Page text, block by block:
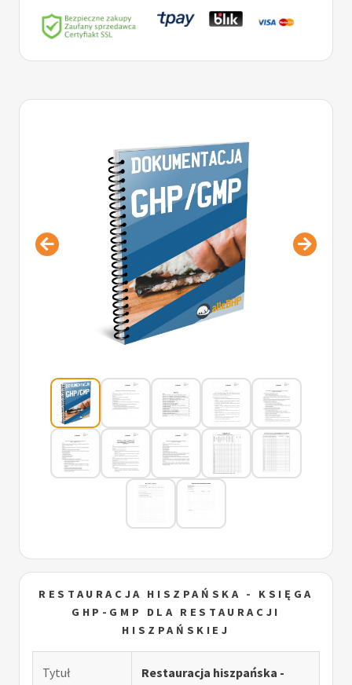
RESTAURACJA HISZPAŃSKA - KSIĘGA
GHP-GMP DLA RESTAURACJI
HISZPAŃSKIEJ
Tytuł
Restauracja hiszpańska -